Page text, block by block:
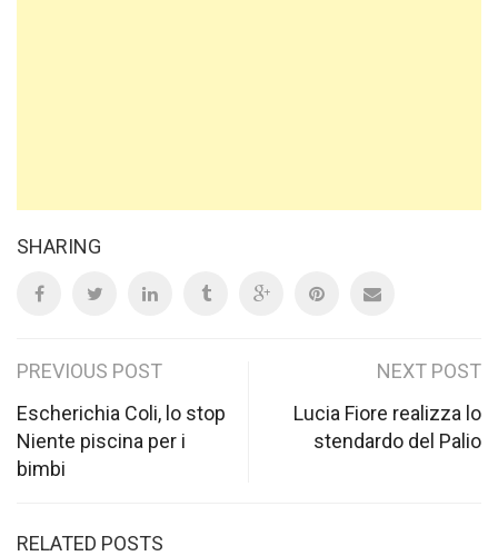
SHARING
Post
navigation
PREVIOUS POST
Escherichia Coli, lo stop
Niente piscina per i
bimbi
NEXT POST
Lucia Fiore realizza lo
stendardo del Palio
RELATED POSTS